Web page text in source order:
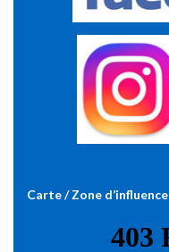
Carte / Zone d’influence